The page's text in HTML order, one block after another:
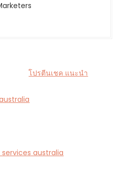
โปรตีนเชค แนะนำ
australia